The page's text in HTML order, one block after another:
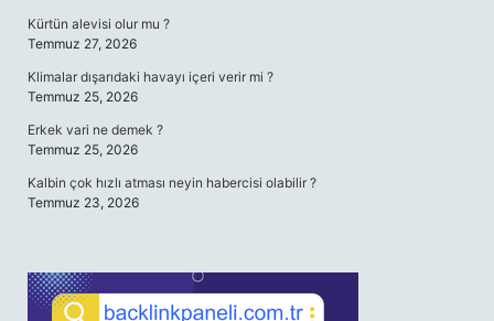
Kürtün alevisi olur mu ?
Temmuz 27, 2026
Klimalar dışarıdaki havayı içeri verir mi ?
Temmuz 25, 2026
Erkek vari ne demek ?
Temmuz 25, 2026
Kalbin çok hızlı atması neyin habercisi olabilir ?
Temmuz 23, 2026